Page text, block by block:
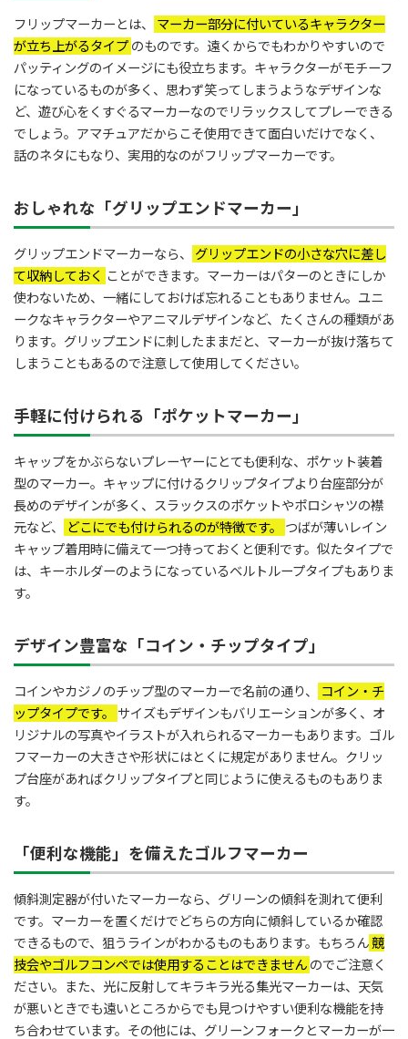
フリップマーカーとは、
マーカー部分に付いているキャラクター
が立ち上がるタイプ のものです。遠くからでもわかりやすいので
パッティングのイメージにも役立ちます。キャラクターがモチーフ
になっているものが多く、思わず笑ってしまうようなデザインな
ど、遊び心をくすぐるマーカーなのでリラックスしてプレーできる
でしょう。アマチュアだからこそ使用できて面白いだけでなく、
話のネタにもなり、実用的なのがフリップマーカーです。
おしゃれな「グリップエンドマーカー」
グリップエンドマーカーなら、
グリップエンドの小さな穴に差し
て収納しておく ことができます。マーカーはパターのときにしか
使わないため、一緒にしておけば忘れることもありません。ユニ
ークなキャラクターやアニマルデザインなど、たくさんの種類があ
ります。グリップエンドに刺したままだと、マーカーが抜け落ちて
しまうこともあるので注意して使用してください。
手軽に付けられる「ポケットマーカー」
キャップをかぶらないプレーヤーにとても便利な、ポケット装着
型のマーカー。キャップに付けるクリップタイプより台座部分が
長めのデザインが多く、スラックスのポケットやポロシャツの襟
元など、
どこにでも付けられるのが特徴です。 つばが薄いレイン
キャップ着用時に備えて一つ持っておくと便利です。似たタイプで
は、キーホルダーのようになっているベルトループタイプもありま
す。
デザイン豊富な「コイン・チップタイプ」
コインやカジノのチップ型のマーカーで名前の通り、
コイン・チ
ップタイプです。 サイズもデザインもバリエーションが多く、オ
リジナルの写真やイラストが入れられるマーカーもあります。ゴル
フマーカーの大きさや形状にはとくに規定がありません。クリッ
プ台座があればクリップタイプと同じように使えるものもありま
す。
「便利な機能」を備えたゴルフマーカー
傾斜測定器が付いたマーカーなら、グリーンの傾斜を測れて便利
です。マーカーを置くだけでどちらの方向に傾斜しているか確認
できるもので、狙うラインがわかるものもあります。もちろん競
技会やゴルフコンペでは使用することはできません のでご注意く
ださい。また、光に反射してキラキラ光る集光マーカーは、天気
が悪いときでも遠いところからでも見つけやすい便利な機能を持
ち合わせています。その他には、グリーンフォークとマーカーが一